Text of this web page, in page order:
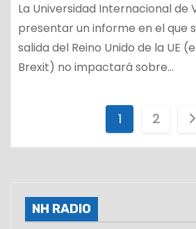
La Universidad Internacional de
presentar un informe en el que
salida del Reino Unido de la UE
Brexit) no impactará sobre…
a
1 2
NH RADIO